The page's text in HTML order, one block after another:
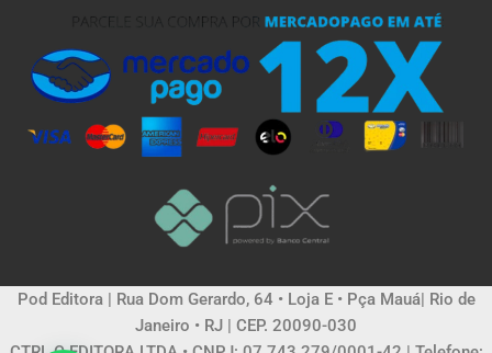
Pod Editora | Rua Dom Gerardo, 64 • Loja E • Pça Mauá| Rio de
Janeiro • RJ | CEP. 20090-030